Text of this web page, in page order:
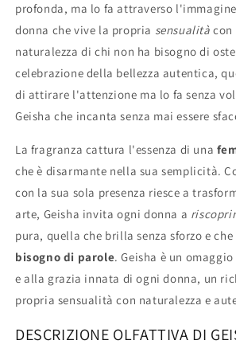
profonda, ma lo fa attraverso
donna che vive la propria sensualità con
naturalezza di chi non ha bisogno di
celebrazione della bellezza autentica,
di attirare l'attenzione ma lo fa senza
Geisha che incanta senza mai essere
La fragranza cattura l'essenza di una
che è disarmante nella sua semplicità.
con la sua sola presenza riesce a
arte, Geisha invita ogni donna a
pura, quella che brilla senza sforzo e che
bisogno di parole. Geisha è un
e alla grazia innata di ogni donna, un
propria sensualità con naturalezza e
DESCRIZIONE OLFATTIVA DI